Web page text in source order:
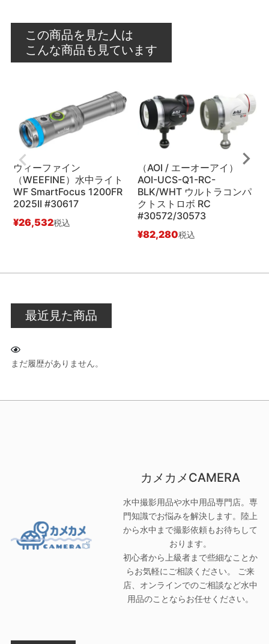
この商品を見た人は
こんな商品も見ています
ウィーファイン
（WEEFINE）水中ライト
WF SmartFocus 1200FR
2025II #30617
¥26,532税込
（AOI / エーオーアイ）
AOI-UCS-Q1-RC-
BLK/WHT ウルトラコンパ
クトストロボ RC
#30572/30573
¥82,280税込
最近見た商品
まだ履歴がありません。
カメカメCAMERA
水中撮影用品や水中用品専門店。専
門知識でお悩みを解決します。陸上
から水中まで撮影依頼もお待ちして
おります。
初心者から上級者まで些細なことか
らお気軽にご相談ください。 ご来
店、オンラインでのご相談など水中
用品のことならお任せください。